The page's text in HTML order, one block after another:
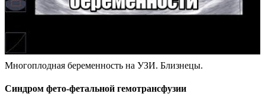
Многоплодная беременность на УЗИ. Близнецы.
Синдром фето-фетальной гемотрансфузии